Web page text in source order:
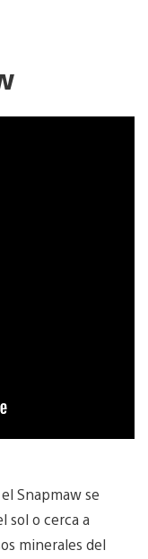
Snapmaw se
sol o cerca a
minerales del